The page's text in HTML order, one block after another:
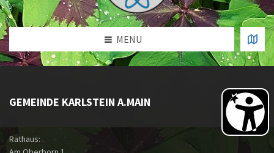
MENU
GEMEINDE KARLSTEIN A.MAIN
Rathaus: